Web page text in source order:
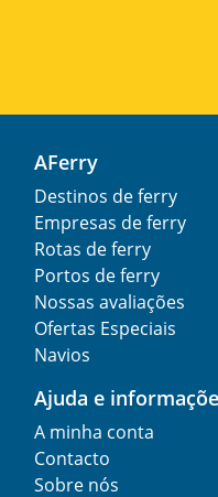
AFerry
Destinos de ferry
Empresas de ferry
Rotas de ferry
Portos de ferry
Nossas avaliações
Ofertas Especiais
Navios
Ajuda e
A minha conta
Contacto
Sobre nós